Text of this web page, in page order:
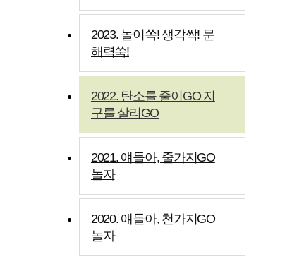
2023. 놀이쏙! 생각싹! 문
해력쑥!
2022. 탄소를 줄이GO 지
구를 살리GO
2021. 얘들아, 줄가지GO
놀자
2020. 얘들아, 천가지GO
놀자